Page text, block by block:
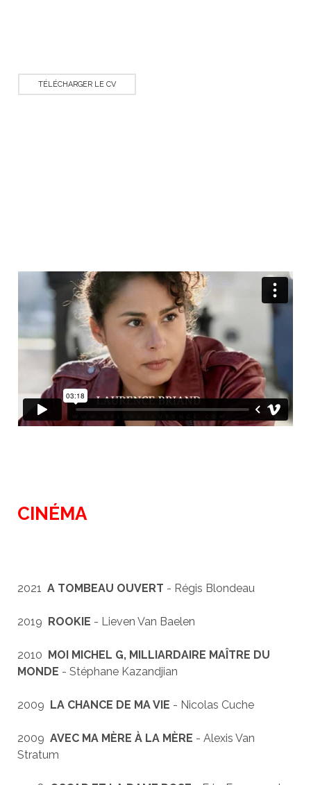
TÉLÉCHARGER LE CV
CINÉMA
2021 A TOMBEAU OUVERT - Régis Blondeau
2019 ROOKIE - Lieven Van Baelen
2010
MOI MICHEL G, MILLIARDAIRE MAÎTRE DU
MONDE - Stéphane Kazandjian
2009 LA CHANCE DE MA VIE - Nicolas Cuche
2009 AVEC MA MÈRE À LA MÈRE - Alexis Van
Stratum